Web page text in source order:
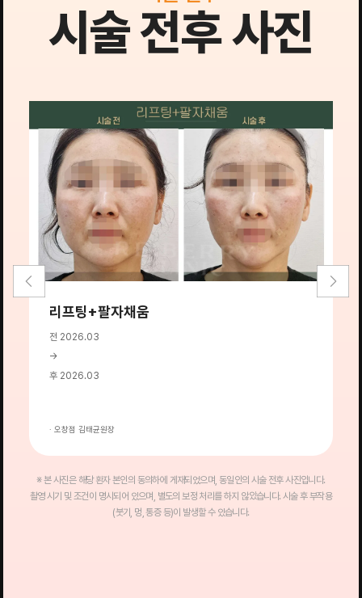
시술 전후 사진
리프팅+팔자채움
전 2026.03
→
후 2026.03
· 오창점 김태균원장
※ 본 사진은 해당 환자 본인의 동의하에 게재되었으며, 동일인의 시술 전후 사진입니다.
촬영 시기 및 조건이 명시되어 있으며, 별도의 보정 처리를 하지 않았습니다. 시술 후 부작용
(붓기, 멍, 통증 등)이 발생할 수 있습니다.